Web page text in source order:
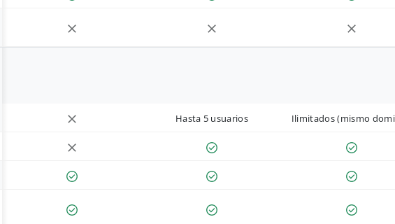
Hasta 5 usuarios Ilimitados (mismo